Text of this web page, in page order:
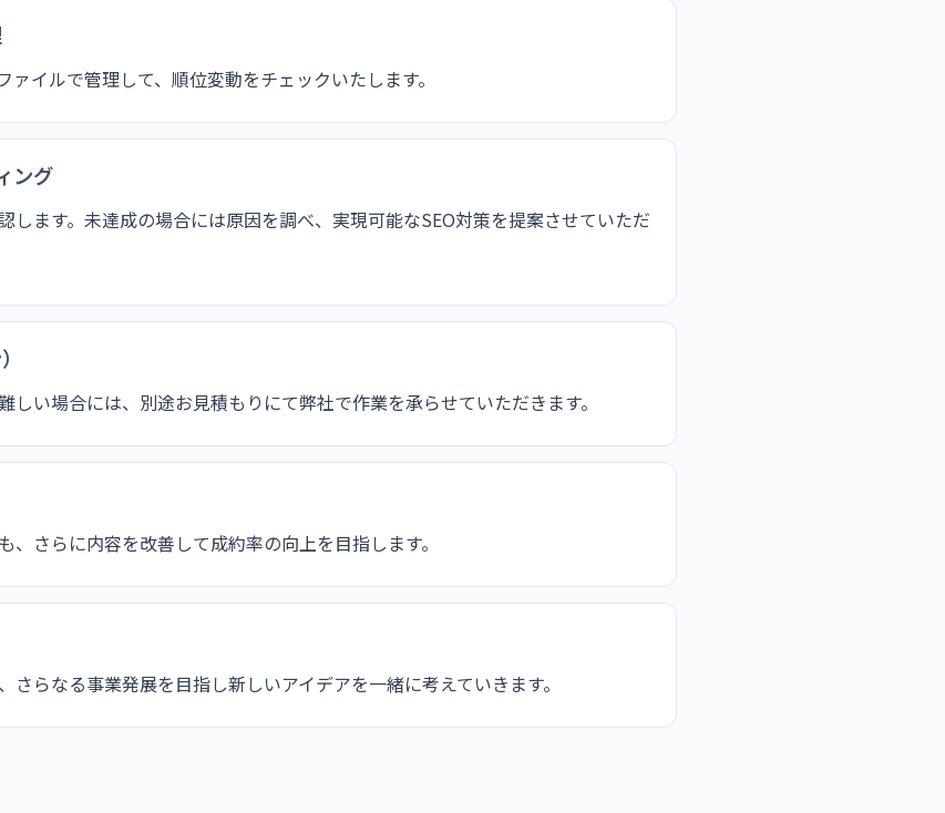
ァイルで管理して、順位変動をチェックいたします。
ング
します。未達成の場合には原因を調べ、実現可能なSEO対策を提案させていただ
しい場合には、別途お見積もりにて弊社で作業を承らせていただきます。
、さらに内容を改善して成約率の向上を目指します。
さらなる事業発展を目指し新しいアイデアを一緒に考えていきます。